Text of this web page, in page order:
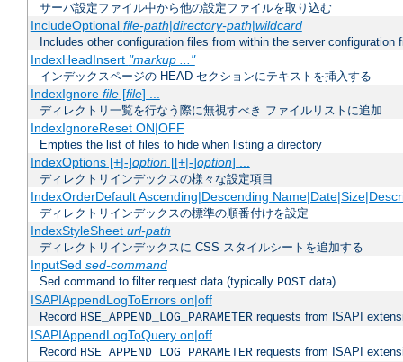
サーバ設定ファイル中から他の設定ファイルを取り込む
IncludeOptional file-path|directory-path|wildcard
Includes other configuration files from within the server configuration
IndexHeadInsert "markup ..."
インデックスページの HEAD セクションにテキストを挿入する
IndexIgnore file[file] ...
ディレクトリ一覧を行なう際に無視すべき ファイルリストに追加
IndexIgnoreReset ON|OFF
Empties the list of files to hide when listing a directory
IndexOptions [+|-]option[[+|-]option] ...
ディレクトリインデックスの様々な設定項目
IndexOrderDefault Ascending|Descending
ディレクトリインデックスの標準の順番付けを設定
IndexStyleSheet url-path
ディレクトリインデックスに CSS スタイルシートを追加する
InputSed sed-command
Sed command to filter request data (typically POST data)
ISAPIAppendLogToErrors on|off
Record HSE_APPEND_LOG_PARAMETER requests from ISAPI
ISAPIAppendLogToQuery on|off
Record HSE_APPEND_LOG_PARAMETER requests from ISAPI